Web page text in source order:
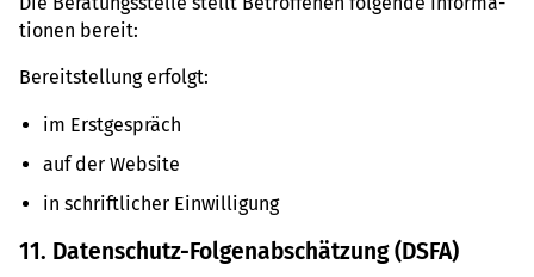
tio­nen bereit:
Bereit­stel­lung erfolgt:
im Erst­ge­spräch
auf der Web­site
in schrift­li­cher Ein­wil­li­gung
11. Daten­schutz-Fol­gen­ab­schät­zung (DSFA)